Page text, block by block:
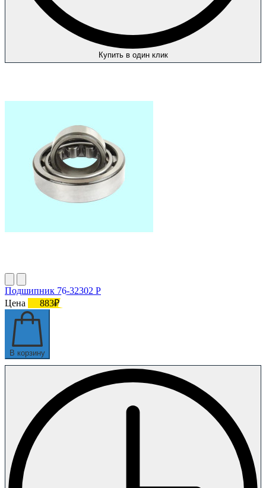
Купить в один клик
Подшипник 76-32302 Р
Цена
883₽
В корзину